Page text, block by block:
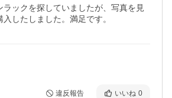
ラックを探していましたが、写真を見
したしました。満足です。
違反報告 いいね 0